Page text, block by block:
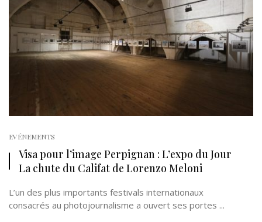
EVÉNEMENTS
Visa pour l’image Perpignan : L’expo du Jour
La chute du Califat de Lorenzo Meloni
L’un des plus importants festivals internationaux
consacrés au photojournalisme a ouvert ses portes ...